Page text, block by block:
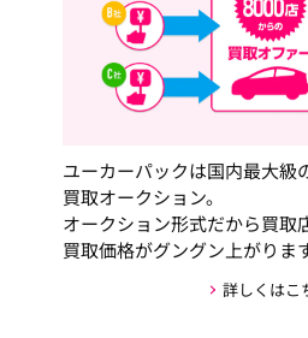
ユーカーパックは国内最大級
買取オークション。
オークション形式だから買取
買取価格がグングン上がりま
詳しくはこ